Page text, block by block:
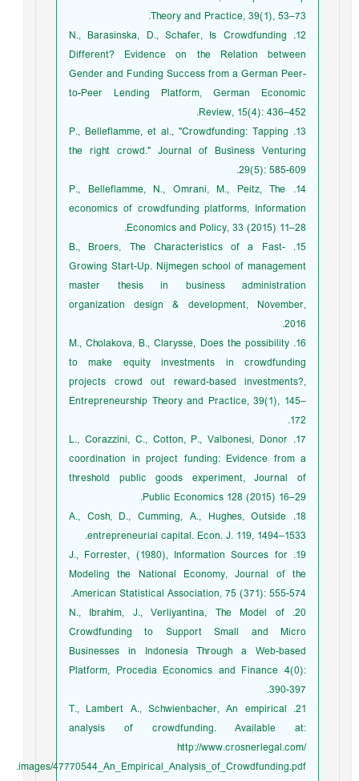
Theory and Practice, 39(1), 53–73.
12. N., Barasinska, D., Schafer, Is Crowdfunding
Different? Evidence on the Relation between
Gender and Funding Success from a German Peer-
to-Peer Lending Platform, German Economic
Review, 15(4): 436–452.
13. P., Belleflamme, et al., "Crowdfunding: Tapping
the right crowd." Journal of Business Venturing
29(5): 585-609.
14. P., Belleflamme, N., Omrani, M., Peitz, The
economics of crowdfunding platforms, Information
Economics and Policy, 33 (2015) 11–28.
15. B., Broers, The Characteristics of a Fast-
Growing Start-Up. Nijmegen school of management
master thesis in business administration
organization design & development, November,
2016.
16. M., Cholakova, B., Clarysse, Does the possibility
to make equity investments in crowdfunding
projects crowd out reward-based investments?,
Entrepreneurship Theory and Practice, 39(1), 145–
172.
17. L., Corazzini, C., Cotton, P., Valbonesi, Donor
coordination in project funding: Evidence from a
threshold public goods experiment, Journal of
Public Economics 128 (2015) 16–29.
18. A., Cosh, D., Cumming, A., Hughes, Outside
entrepreneurial capital. Econ. J. 119, 1494–1533.
19. J., Forrester, (1980), Information Sources for
Modeling the National Economy, Journal of the
American Statistical Association, 75 (371): 555-574.
20. N., Ibrahim, J., Verliyantina, The Model of
Crowdfunding to Support Small and Micro
Businesses in Indonesia Through a Web-based
Platform, Procedia Economics and Finance 4(0):
390-397.
21. T., Lambert A., Schwienbacher, An empirical
analysis of crowdfunding. Available at:
http://www.crosnerlegal.com/
images/47770544_An_Empirical_Analysis_of_Crowdfunding.pdf.